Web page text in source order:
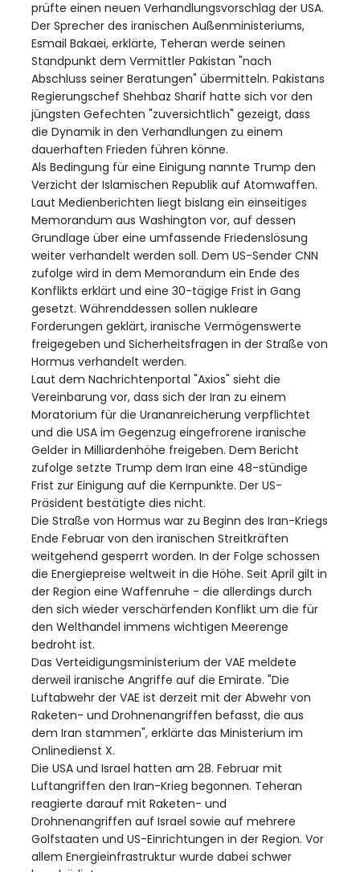
prüfte einen neuen Verhandlungsvorschlag der USA.
Der Sprecher des iranischen Außenministeriums,
Esmail Bakaei, erklärte, Teheran werde seinen
Standpunkt dem Vermittler Pakistan "nach
Abschluss seiner Beratungen" übermitteln. Pakistans
Regierungschef Shehbaz Sharif hatte sich vor den
jüngsten Gefechten "zuversichtlich" gezeigt, dass
die Dynamik in den Verhandlungen zu einem
dauerhaften Frieden führen könne.
Als Bedingung für eine Einigung nannte Trump den
Verzicht der Islamischen Republik auf Atomwaffen.
Laut Medienberichten liegt bislang ein einseitiges
Memorandum aus Washington vor, auf dessen
Grundlage über eine umfassende Friedenslösung
weiter verhandelt werden soll. Dem US-Sender CNN
zufolge wird in dem Memorandum ein Ende des
Konflikts erklärt und eine 30-tägige Frist in Gang
gesetzt. Währenddessen sollen nukleare
Forderungen geklärt, iranische Vermögenswerte
freigegeben und Sicherheitsfragen in der Straße von
Hormus verhandelt werden.
Laut dem Nachrichtenportal "Axios" sieht die
Vereinbarung vor, dass sich der Iran zu einem
Moratorium für die Urananreicherung verpflichtet
und die USA im Gegenzug eingefrorene iranische
Gelder in Milliardenhöhe freigeben. Dem Bericht
zufolge setzte Trump dem Iran eine 48-stündige
Frist zur Einigung auf die Kernpunkte. Der US-
Präsident bestätigte dies nicht.
Die Straße von Hormus war zu Beginn des Iran-Kriegs
Ende Februar von den iranischen Streitkräften
weitgehend gesperrt worden. In der Folge schossen
die Energiepreise weltweit in die Höhe. Seit April gilt in
der Region eine Waffenruhe - die allerdings durch
den sich wieder verschärfenden Konflikt um die für
den Welthandel immens wichtigen Meerenge
bedroht ist.
Das Verteidigungsministerium der VAE meldete
derweil iranische Angriffe auf die Emirate. "Die
Luftabwehr der VAE ist derzeit mit der Abwehr von
Raketen- und Drohnenangriffen befasst, die aus
dem Iran stammen", erklärte das Ministerium im
Onlinedienst X.
Die USA und Israel hatten am 28. Februar mit
Luftangriffen den Iran-Krieg begonnen. Teheran
reagierte darauf mit Raketen- und
Drohnenangriffen auf Israel sowie auf mehrere
Golfstaaten und US-Einrichtungen in der Region. Vor
allem Energieinfrastruktur wurde dabei schwer